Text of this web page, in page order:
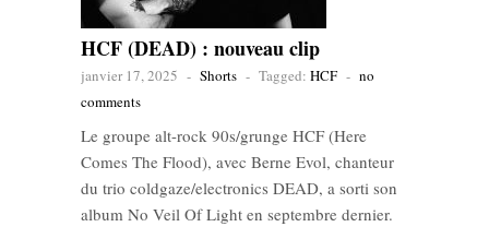
HCF (DEAD) : nouveau clip
janvier 17, 2025 - Shorts - Tagged: HCF - no
comments
Le groupe alt-rock 90s/grunge HCF (Here
Comes The Flood), avec Berne Evol, chanteur
du trio coldgaze/electronics DEAD, a sorti son
album No Veil Of Light en septembre dernier.